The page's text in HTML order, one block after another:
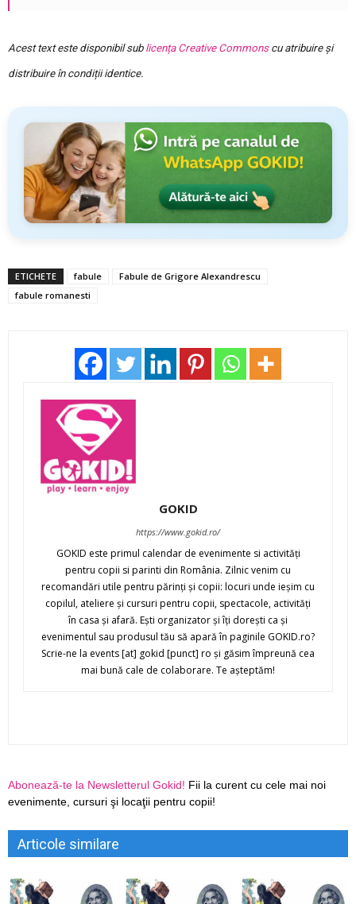
Acest text este disponibil sub licența Creative Commonscu atribuire și
distribuire în condiții identice.
ETICHETE fabule
Fabule de Grigore Alexandrescu
fabule romanesti
GOKID
https://www.gokid.ro/
GOKID este primul calendar de evenimente si activităţi
pentru copii si parinti din România. Zilnic venim cu
recomandări utile pentru părinţi şi copii: locuri unde ieşim cu
copilul, ateliere şi cursuri pentru copii, spectacole, activităţi
în casa şi afară. Eşti organizator şi îţi doreşti ca şi
evenimentul sau produsul tău să apară în paginile GOKID.ro?
Scrie-ne la events [at] gokid [punct] ro şi găsim împreună cea
mai bună cale de colaborare. Te aşteptăm!
Abonează-te la Newsletterul Gokid! Fii la curent cu cele mai noi
evenimente, cursuri şi locaţii pentru copii!
Articole similare